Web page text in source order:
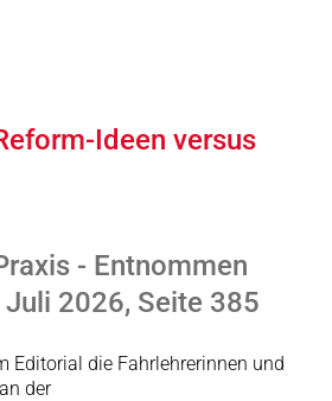
Ideen versus
- Entnommen
2026, Seite 385
Editorial die Fahrlehrerinnen und
der